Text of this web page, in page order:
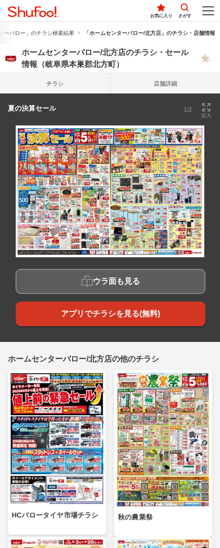
お気に入り さがす
ーバロー」のチラシ検索結果 「ホームセンターバロー/北方店」のチラシ・店舗情報
ホームセンターバロー/北方店のチラシ・セール
情報（岐阜県本巣郡北方町）
チラシ 店舗詳細
夏の決算セール 1/2
拡大
ウラ面も見る
アプリでチラシを見る(無料)
ホームセンターバロー/北方店の他のチラシ
HCバロータイヤ市場チラシ 秋の農業祭